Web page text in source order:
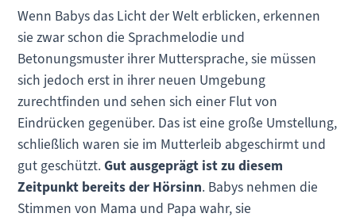
Wenn Babys das Licht der Welt erblicken, erkennen
sie zwar schon die Sprachmelodie und
Betonungsmuster ihrer Muttersprache, sie müssen
sich jedoch erst in ihrer neuen Umgebung
zurechtfinden und sehen sich einer Flut von
Eindrücken gegenüber. Das ist eine große Umstellung,
schließlich waren sie im Mutterleib abgeschirmt und
gut geschützt.Gut ausgeprägt ist zu diesem
Zeitpunkt bereits der Hörsinn. Babys nehmen die
Stimmen von Mama und Papa wahr, sie